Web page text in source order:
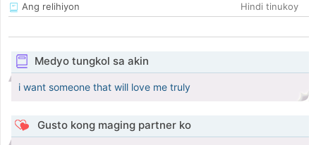
Ang relihiyon
Hindi tinukoy
Medyo tungkol sa akin
i want someone that will love me truly
Gusto kong maging partner ko